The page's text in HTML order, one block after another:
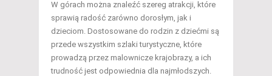
W górach można znaleźć szereg atrakcji, które
sprawią radość zarówno dorosłym, jak i
dzieciom. Dostosowane do rodzin z dziećmi są
przede wszystkim szlaki turystyczne, które
prowadzą przez malownicze krajobrazy, a ich
trudność jest odpowiednia dla najmłodszych.